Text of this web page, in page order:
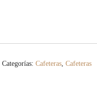
Categorías: Cafeteras, Cafeteras